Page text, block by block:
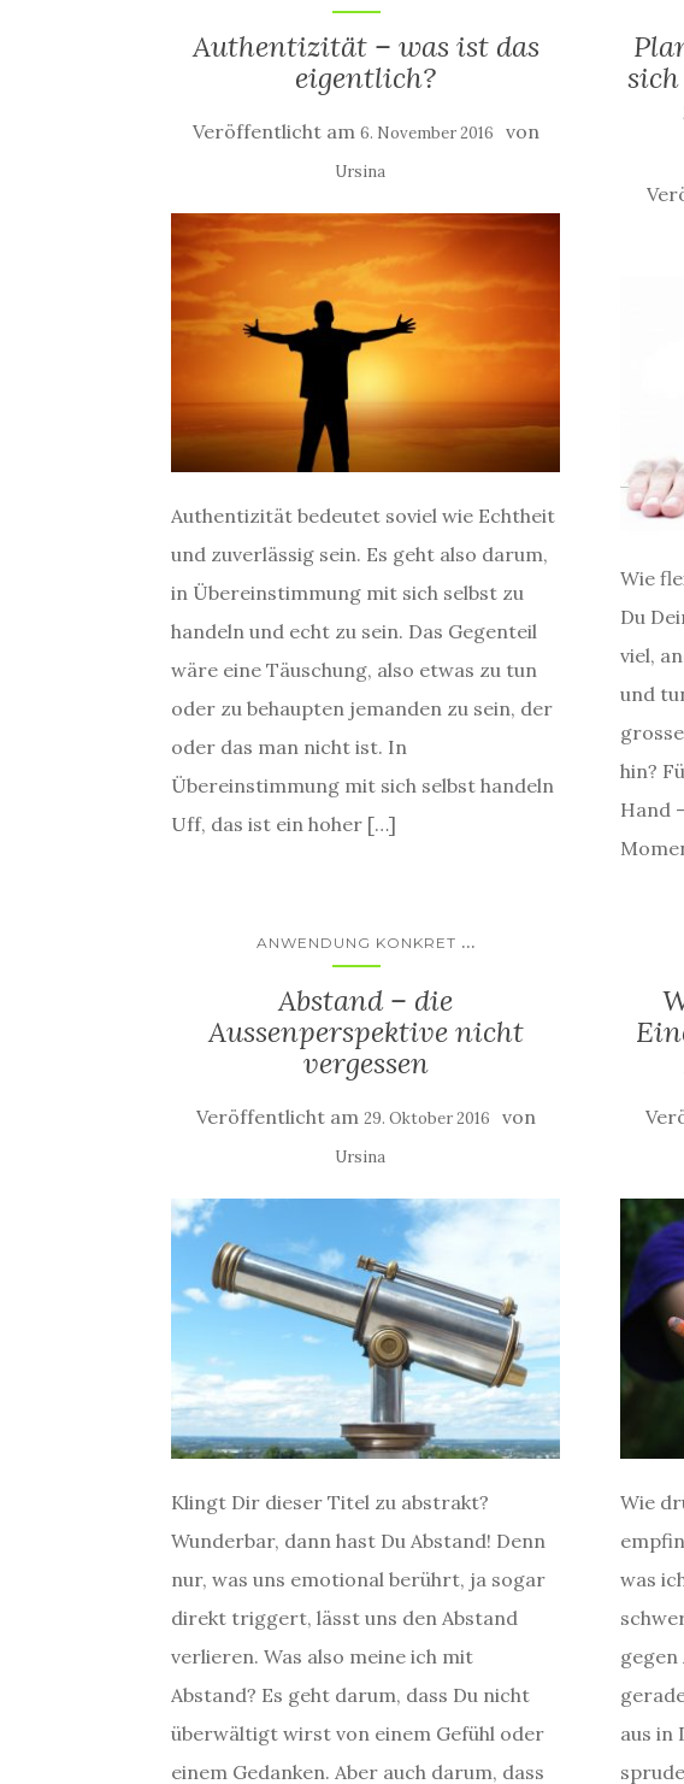
Authentizität – was ist das
eigentlich?
Veröffentlicht am 6. November 2016 von
Ursina
Authentizität bedeutet soviel wie Echtheit
und zuverlässig sein. Es geht also darum,
in Übereinstimmung mit sich selbst zu
handeln und echt zu sein. Das Gegenteil
wäre eine Täuschung, also etwas zu tun
oder zu behaupten jemanden zu sein, der
oder das man nicht ist. In
Übereinstimmung mit sich selbst handeln
Uff, das ist ein hoher […]
Wie
Du
viel,
und
hin?
Hand
ANWENDUNG KONKRET ...
Abstand – die
Aussenperspektive nicht
vergessen
Veröffentlicht am 29. Oktober 2016 von
Ursina
Klingt Dir dieser Titel zu abstrakt?
Wunderbar, dann hast Du Abstand! Denn
nur, was uns emotional berührt, ja sogar
direkt triggert, lässt uns den Abstand
verlieren. Was also meine ich mit
Abstand? Es geht darum, dass Du nicht
überwältigt wirst von einem Gefühl oder
einem Gedanken. Aber auch darum, dass
Wie
was
gegen
aus in